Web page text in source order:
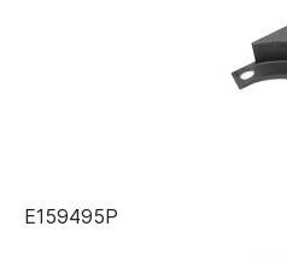
E159495P